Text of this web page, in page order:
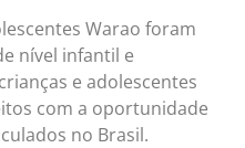
Warao foram
nível infantil e
e adolescentes
com a oportunidade
no Brasil.